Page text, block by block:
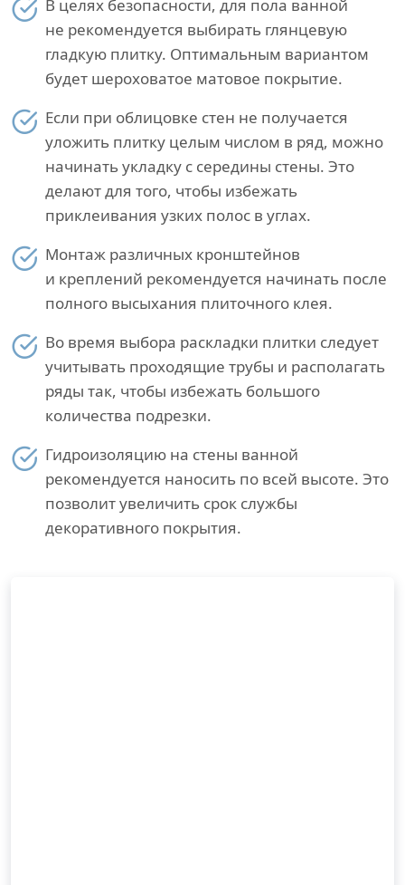
В целях безопасности, для пола ванной
не рекомендуется выбирать глянцевую
гладкую плитку. Оптимальным вариантом
будет шероховатое матовое покрытие.
Если при облицовке стен не получается
уложить плитку целым числом в ряд, можно
начинать укладку с середины стены. Это
делают для того, чтобы избежать
приклеивания узких полос в углах.
Монтаж различных кронштейнов
и креплений рекомендуется начинать после
полного высыхания плиточного клея.
Во время выбора раскладки плитки следует
учитывать проходящие трубы и располагать
ряды так, чтобы избежать большого
количества подрезки.
Гидроизоляцию на стены ванной
рекомендуется наносить по всей высоте. Это
позволит увеличить срок службы
декоративного покрытия.